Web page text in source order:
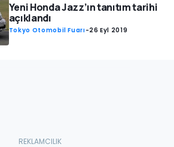
Yeni Honda Jazz’ın tanıtım tarihi
açıklandı
Tokyo Otomobil Fuarı-26 Eyl 2019